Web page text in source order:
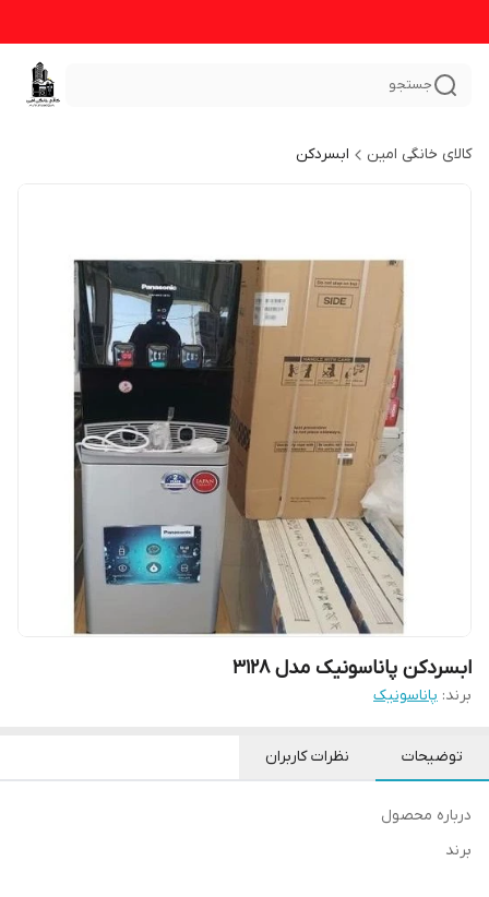
جستجو
کالای خانگی امین ابسردکن
ابسردکن پاناسونیک مدل 3128
برند: پاناسونیک
توضیحات نظرات کاربران
درباره محصول
برند